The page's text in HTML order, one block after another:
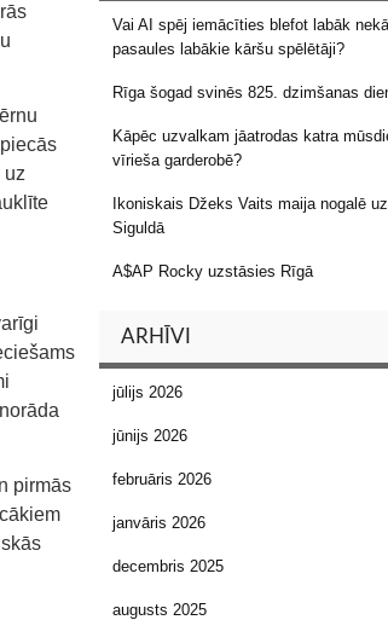
uz
pirmās
Vai AI spēj iemācīties blefot labāk nekā
pasaules labākie kāršu spēlētāji?
Rīga šogad svinēs 825. dzimšanas
Kāpēc uzvalkam jāatrodas katra
vīrieša garderobē?
Ikoniskais Džeks Vaits maija nogalē
Siguldā
A$AP Rocky uzstāsies Rīgā
ARHĪVI
jūlijs 2026
jūnijs 2026
februāris 2026
janvāris 2026
decembris 2025
augusts 2025